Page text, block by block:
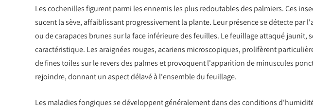
Les cochenilles figurent parmi les ennemis les plus redoutables des palmiers. Ces
sucent la sève, affaiblissant progressivement la plante. Leur présence se détecte par
ou de carapaces brunes sur la face inférieure des feuilles. Le feuillage attaqué jaunit,
caractéristique. Les araignées rouges, acariens microscopiques, prolifèrent
de fines toiles sur le revers des palmes et provoquent l'apparition de minuscules
rejoindre, donnant un aspect délavé à l'ensemble du feuillage.
Les maladies fongiques se développent généralement dans des conditions